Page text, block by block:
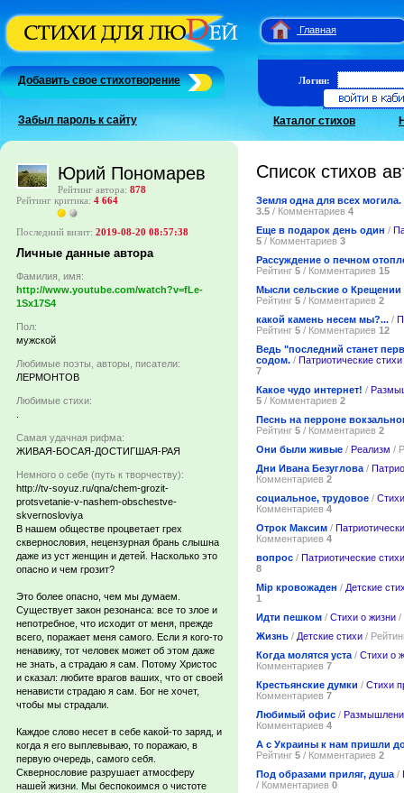
Главная
Добавить свое стихотворение
Забыл пароль к сайту
Логин:
Каталог стихов
Юрий Пономарев
Рейтинг автора: 878
Рейтинг критика: 4 664
Последний визит: 2019-08-20 08:57:38
Личные данные автора
Фамилия, имя:
http://www.youtube.com/watch?v=fLe-
1Sx17S4
Пол:
мужской
Любимые поэты, авторы, писатели:
ЛЕРМОНТОВ
Любимые стихи:
Самая удачная рифма:
ЖИВАЯ-БОСАЯ-ДОСТИГШАЯ-РАЯ
Немного о себе (путь к творчеству):
http://tv-soyuz.ru/qna/chem-grozit-
protsvetanie-v-nashem-obschestve-
skvernosloviya
В нашем обществе процветает грех
сквернословия, нецензурная брань слышна
даже из уст женщин и детей. Насколько это
опасно и чем грозит?
Это более опасно, чем мы думаем.
Существует закон резонанса: все то злое и
непотребное, что исходит от меня, прежде
всего, поражает меня самого. Если я кого-то
ненавижу, тот человек может об этом даже
не знать, а страдаю я сам. Потому Христос
и сказал: любите врагов ваших, что от своей
ненависти страдаю я сам. Бог не хочет,
чтобы мы страдали.
Каждое слово несет в себе какой-то заряд, и
когда я его выплевываю, то поражаю, в
первую очередь, самого себя.
Сквернословие разрушает атмосферу
нашей жизни. Мы беспокоимся о чистоте
Список стихов
Земля одна для всех могила.
3.5 / Комментариев 4
Еще в подарок день один /
5 / Комментариев 3
Рассуждение о печном
Рейтинг 5 / Комментариев 15
Мысли сельские о Крещении
Рейтинг 5 / Комментариев 2
какой камень несем мы?... /
Рейтинг 5 / Комментариев 12
Ведь "последний станет
содом. / Патриотические стихи
7
Какое чудо интернет! /
5 / Комментариев 2
Песнь на перроне
Рейтинг 5 / Комментариев 2
Они были живые / Реализм /
Дни Ивана Безуглова /
Комментариев 2
социальное, трудовое /
Комментариев 4
Отрок Максим /
Комментариев 4
вопрос / Патриотические стихи
8
Мiр кровожаден / Детские
1
Идти пешком / Стихи о жизни /
Жизнь / Детские стихи /
Когда молятся уста / Стихи о
Комментариев 7
Крестьянские думки / Стихи
Комментариев 7
Любимый офис /
Комментариев 4
А с Украины к нам пришли
Рейтинг 5 / Комментариев 2
Под образами приляг, душа /
/ Комментариев 0